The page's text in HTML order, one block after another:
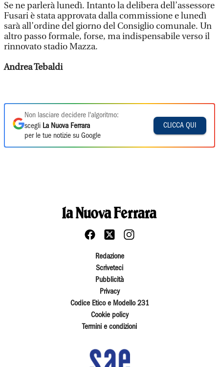
Se ne parlerà lunedì. Intanto la delibera dell’assessore
Fusari è stata approvata dalla commissione e lunedì
sarà all’ordine del giorno del Consiglio comunale. Un
altro passo formale, forse, ma indispensabile verso il
rinnovato stadio Mazza.
Andrea Tebaldi
Non lasciare decidere l'algoritmo:
scegli La Nuova Ferrara
per le tue notizie su Google
CLICCA QUI
Redazione
Scriveteci
Pubblicità
Privacy
Codice Etico e Modello 231
Cookie policy
Termini e condizioni